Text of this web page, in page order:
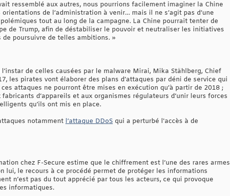
ressemblé aux autres, nous pourrions facilement imaginer la Chine
de l’administration à venir… mais il ne s’agit pas d’une
tout au long de la campagne. La Chine pourrait tenter de
de Trump, afin de déstabiliser le pouvoir et neutraliser les initiatives
poursuivre de telles ambitions. »
de celles causées par le malware Mirai, Mika Stählberg, Chief
les pirates vont élaborer des plans d’attaques par déni de service qui
attaques ne pourront être mises en exécution qu’à partir de 2018 ;
d’appareils et aux organismes régulateurs d’unir leurs forces
qu’ils ont mis en place.
notamment l’attaque DDoS qui a perturbé l'accès à de
chez F-Secure estime que le chiffrement est l’une des rares armes
lui, le recours à ce procédé permet de protéger les informations
n’est pas du tout apprécié par tous les acteurs, ce qui provoque
informatiques.